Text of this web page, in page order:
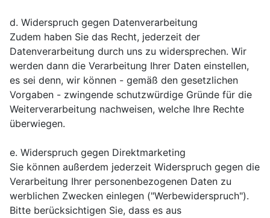
d. Widerspruch gegen Datenverarbeitung
Zudem haben Sie das Recht, jederzeit der
Datenverarbeitung durch uns zu widersprechen. Wir
werden dann die Verarbeitung Ihrer Daten einstellen,
es sei denn, wir können - gemäß den gesetzlichen
Vorgaben - zwingende schutzwürdige Gründe für die
Weiterverarbeitung nachweisen, welche Ihre Rechte
überwiegen.
e. Widerspruch gegen Direktmarketing
Sie können außerdem jederzeit Widerspruch gegen die
Verarbeitung Ihrer personenbezogenen Daten zu
werblichen Zwecken einlegen ("Werbewiderspruch").
Bitte berücksichtigen Sie, dass es aus